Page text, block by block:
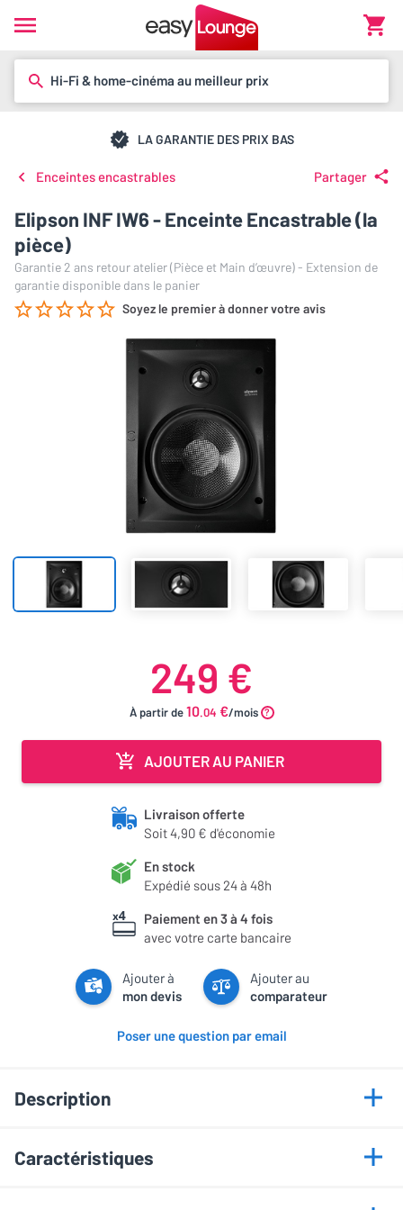
Hi-Fi & home-cinéma au meilleur prix
LA GARANTIE DES PRIX BAS
Enceintes encastrables Partager
Elipson INF IW6 - Enceinte Encastrable (la
pièce)
Garantie 2 ans retour atelier (Pièce et Main d’œuvre) - Extension de
garantie disponible dans le panier
Soyez le premier à donner votre avis
249 €
À partir de10.04 €/mois
AJOUTER AU PANIER
Livraison offerte
Soit 4,90 € d'économie
En stock
Expédié sous 24 à 48h
Paiement en 3 à 4 fois
avec votre carte bancaire
Ajouter à
mon devis
Ajouter au
comparateur
Poser une question par email
Description
Points forts
Caractéristiques